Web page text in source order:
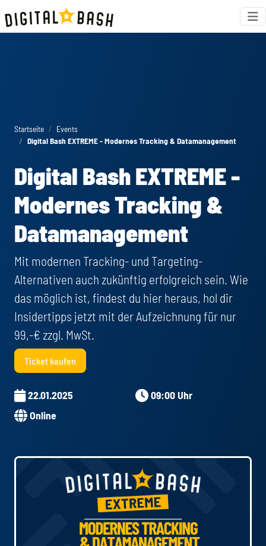
Startseite
Events
Digital Bash EXTREME - Modernes Tracking & Datamanagement
Digital Bash EXTREME -
Modernes Tracking &
Datamanagement
Mit modernen Tracking- und Targeting-
Alternativen auch zukünftig erfolgreich sein. Wie
das möglich ist, findest du hier heraus, hol dir
Insidertipps jetzt mit der Aufzeichnung für nur
99,-€ zzgl. MwSt.
Ticket kaufen
22.01.2025
09:00 Uhr
Online